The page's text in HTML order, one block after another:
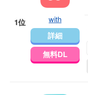
1位 with
詳細
無料DL